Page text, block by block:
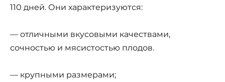
110 дней. Они характеризуются:
— отличными вкусовыми качествами,
сочностью и мясистостью плодов.
— крупными размерами;